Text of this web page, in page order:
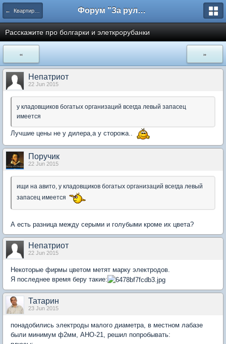
← Квартира, дача, дом Форум "За рулем"
Расскажите про болгарки и элеткрорубанки
« »
Непатриот
22 Jun 2015
у кладовщиков богатых организаций всегда левый запасец
имеется
Лучшие цены не у дилера,а у сторожа..
Поручик
22 Jun 2015
ищи на авито, у кладовщиков богатых организаций всегда левый
запасец имеется
А есть разница между серыми и голубыми кроме их цвета?
Непатриот
22 Jun 2015
Некоторые фирмы цветом метят марку электродов.
Я последнее время беру такие:
Татарин
23 Jun 2015
понадобились электроды малого диаметра, в местном лабазе
были минимум ф2мм, АНО-21, решил попробывать: